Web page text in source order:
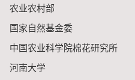
农业农村部
国家自然基金委
中国农业科学院棉花研究所
河南大学